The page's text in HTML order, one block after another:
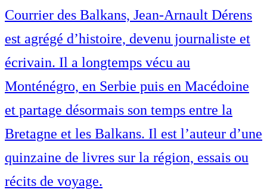
Courrier des Balkans, Jean-Arnault Dérens
est agrégé d’histoire, devenu journaliste et
écrivain. Il a longtemps vécu au
Monténégro, en Serbie puis en Macédoine
et partage désormais son temps entre la
Bretagne et les Balkans. Il est l’auteur d’une
quinzaine de livres sur la région, essais ou
récits de voyage.